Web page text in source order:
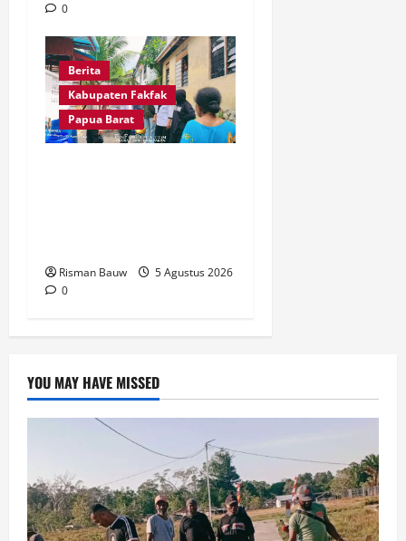
0
Berita
Kabupaten Fakfak
Papua Barat
Risman Bauw
5 Agustus 2026
0
YOU MAY HAVE MISSED